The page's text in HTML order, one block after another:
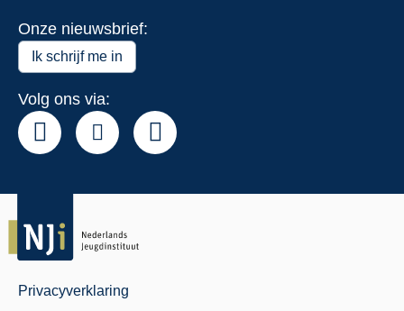
Onze nieuwsbrief:
Ik schrijf me in
Volg ons via:
Juridisch
Privacyverklaring